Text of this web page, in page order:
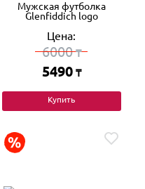
Мужская футболка
Glenfiddich logo
Цена:
6000₸
5490 ₸
Купить